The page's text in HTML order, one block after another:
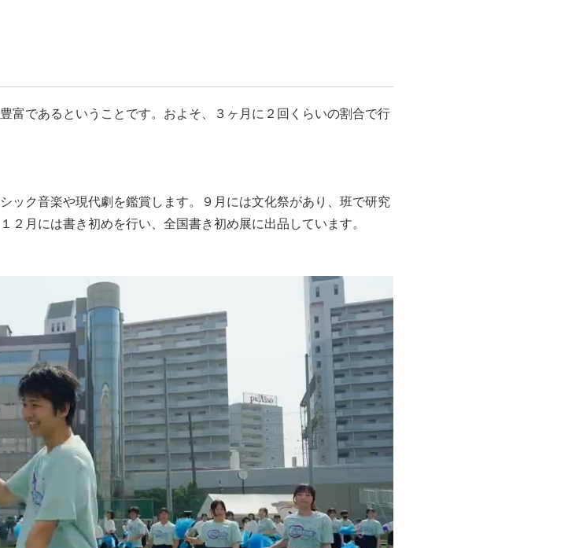
富であるということです。およそ、３ヶ月に２回くらいの割合で行
ック音楽や現代劇を鑑賞します。９月には文化祭があり、班で研究
２月には書き初めを行い、全国書き初め展に出品しています。